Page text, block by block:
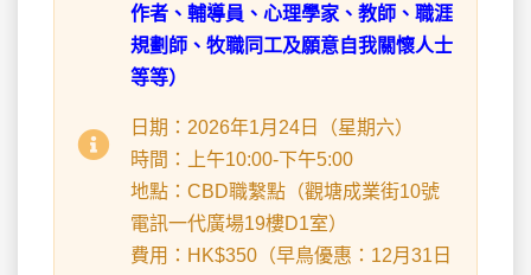
作者、輔導員、心理學家、教師、職涯
規劃師、牧職同工及願意自我關懷人士
等等）
日期：2026年1月24日（星期六）
時間：上午10:00-下午5:00
地點：CBD職繫點（觀塘成業街10號
電訊一代廣場19樓D1室）
費用：HK$350（早鳥優惠：12月31日